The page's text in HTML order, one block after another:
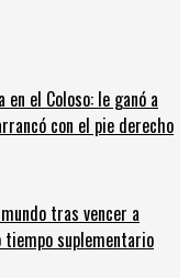
en el Coloso: le ganó a
con el pie derecho
tras vencer a
suplementario